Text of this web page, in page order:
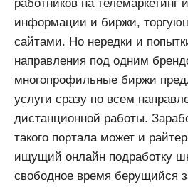
работников на телемаркетинг
информации и биржи,
сайтами. Но нередки и
направления под одним
многопрофильные биржи
услуги сразу по всем
дистанционной работы.
такого портала может и
ищущий онлайн подработку
свободное время берущийся